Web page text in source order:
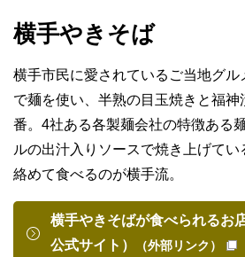
横手やきそば
横手市民に愛されているご当地グル
で麺を使い、半熟の目玉焼きと福神
番。4社ある各製麺会社の特徴ある
ルの出汁入りソースで焼き上げて
絡めて食べるのが横手流。
横手やきそばが食べられるお
公式サイト）
（外部リンク）